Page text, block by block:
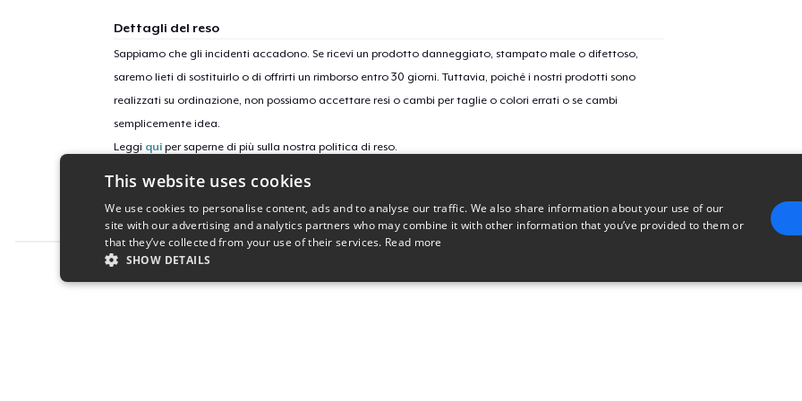
Dettagli del reso
Sappiamo che gli incidenti accadono. Se ricevi un prodotto danneggiato, stampato male o difettoso,
saremo lieti di sostituirlo o di offrirti un rimborso entro 30 giorni. Tuttavia, poiché i nostri prodotti sono
realizzati su ordinazione, non possiamo accettare resi o cambi per taglie o colori errati o se cambi
semplicemente idea.
Leggi quiper saperne di più sulla nostra politica di reso.
ID campagne
one-nation-under-november-2024
Women's Classic Tee
This website uses cookies
We use cookies to personalise content, ads and to analyse our traffic. We also share information about your use of our
site with our advertising and analytics partners who may combine it with other information that you’ve provided to them or
that they’ve collected from your use of their services. Read more
SHOW DETAILS